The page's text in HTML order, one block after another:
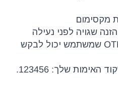
הגבילו את מספר ה-OTP שמשתמש יכול לבקש
כתבו הודעה ברורה: “קוד האימות שלך: 123456.